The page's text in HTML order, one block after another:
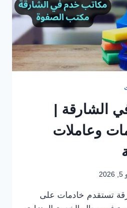
الشارقة |
وعاملات
تستقدم خادمات على